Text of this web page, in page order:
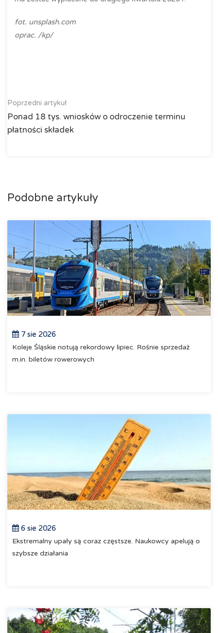
fot. unsplash.com
oprac. /kp/
Poprzedni artykuł
Ponad 18 tys. wniosków o odroczenie terminu
płatności składek
Podobne artykuły
7 sie 2026
Koleje Śląskie notują rekordowy lipiec. Rośnie sprzedaż
m.in. biletów rowerowych
6 sie 2026
Ekstremalny upały są coraz częstsze. Naukowcy apelują o
szybsze działania